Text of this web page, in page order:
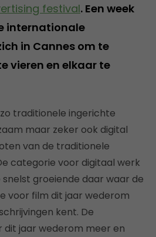
festival. Een week
internationale
in Cannes om te
vieren en elkaar te
traditionele ingerichte
maar zeker ook digital
van de traditionele
categorie voor digitaal werk
groeiende daar waar de
voor film dit jaar wederom
kent. De
dit jaar wederom meer en